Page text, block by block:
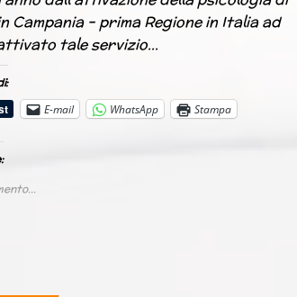
Campania – prima Regione in Italia ad
tale servizio…
E-mail
WhatsApp Stampa